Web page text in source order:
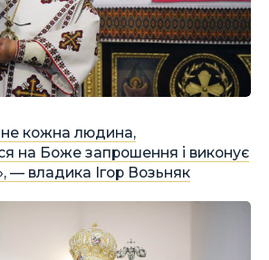
кожна людина,
на Боже запрошення і виконує
— владика Ігор Возьняк